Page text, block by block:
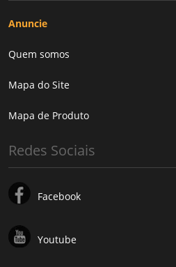
Anuncie
Quem somos
Mapa do Site
Mapa de Produto
Redes Sociais
Facebook
Youtube